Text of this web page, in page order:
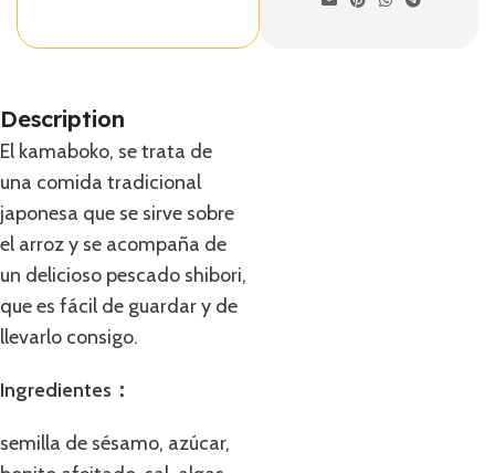
Description
El kamaboko, se trata de
una comida tradicional
japonesa que se sirve sobre
el arroz y se acompaña de
un delicioso pescado shibori,
que es fácil de guardar y de
llevarlo consigo.
Ingredientes：
semilla de sésamo, azúcar,